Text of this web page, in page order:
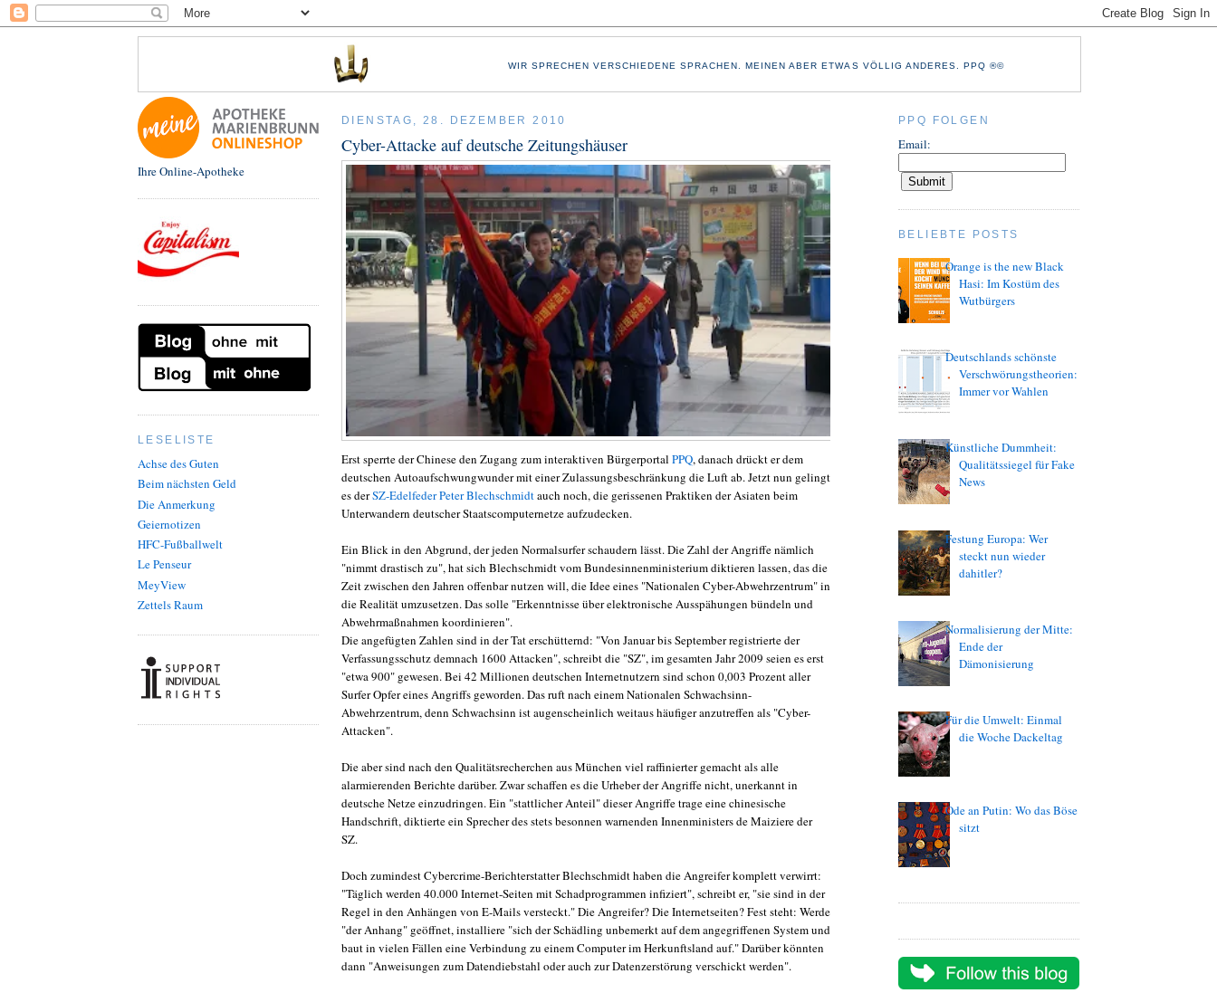
WIR SPRECHEN VERSCHIEDENE SPRACHEN. MEINEN ABER ETWAS VÖLLIG ANDERES. PPQ ®©
Ihre Online-Apotheke
LESELISTE
Achse des Guten
Beim nächsten Geld
Die Anmerkung
Geiernotizen
HFC-Fußballwelt
Le Penseur
MeyView
Zettels Raum
DIENSTAG, 28. DEZEMBER 2010
Cyber-Attacke auf deutsche Zeitungshäuser
Erst sperrte der Chinese den Zugang zum interaktiven Bürgerportal PPQ, danach drückt er dem
deutschen Autoaufschwungwunder mit einer Zulassungsbeschränkung die Luft ab. Jetzt nun gelingt
es derSZ-Edelfeder Peter Blechschmidtauch noch, die gerissenen Praktiken der Asiaten beim
Unterwandern deutscher Staatscomputernetze aufzudecken.
Ein Blick in den Abgrund, der jeden Normalsurfer schaudern lässt. Die Zahl der Angriffe nämlich
"nimmt drastisch zu", hat sich Blechschmidt vom Bundesinnenministerium diktieren lassen, das die
Zeit zwischen den Jahren offenbar nutzen will, die Idee eines "Nationalen Cyber-Abwehrzentrum" in
die Realität umzusetzen. Das solle "Erkenntnisse über elektronische Ausspähungen bündeln und
Abwehrmaßnahmen koordinieren".
Die angefügten Zahlen sind in der Tat erschütternd: "Von Januar bis September registrierte der
Verfassungsschutz demnach 1600 Attacken", schreibt die "SZ", im gesamten Jahr 2009 seien es erst
"etwa 900" gewesen. Bei 42 Millionen deutschen Internetnutzern sind schon 0,003 Prozent aller
Surfer Opfer eines Angriffs geworden. Das ruft nach einem Nationalen Schwachsinn-
Abwehrzentrum, denn Schwachsinn ist augenscheinlich weitaus häufiger anzutreffen als "Cyber-
Attacken".
Die aber sind nach den Qualitätsrecherchen aus München viel raffinierter gemacht als alle
alarmierenden Berichte darüber. Zwar schaffen es die Urheber der Angriffe nicht, unerkannt in
deutsche Netze einzudringen. Ein "stattlicher Anteil" dieser Angriffe trage eine chinesische
Handschrift, diktierte ein Sprecher des stets besonnen warnenden Innenministers de Maiziere der
SZ.
Doch zumindest Cybercrime-Berichterstatter Blechschmidt haben die Angreifer komplett verwirrt:
"Täglich werden 40.000 Internet-Seiten mit Schadprogrammen infiziert", schreibt er, "sie sind in der
Regel in den Anhängen von E-Mails versteckt." Die Angreifer? Die Internetseiten? Fest steht: Werde
"der Anhang" geöffnet, installiere "sich der Schädling unbemerkt auf dem angegriffenen System und
baut in vielen Fällen eine Verbindung zu einem Computer im Herkunftsland auf." Darüber könnten
dann "Anweisungen zum Datendiebstahl oder auch zur Datenzerstörung verschickt werden".
PPQ FOLGEN
Email:
BELIEBTE POSTS
Orange is the new Black
Hasi: Im Kostüm des
Wutbürgers
Deutschlands schönste
Verschwörungstheorien:
Immer vor Wahlen
Künstliche Dummheit:
Qualitätssiegel für Fake
News
Festung Europa: Wer
steckt nun wieder
dahitler?
Normalisierung der Mitte:
Ende der
Dämonisierung
Für die Umwelt: Einmal
die Woche Dackeltag
Ode an Putin: Wo das Böse
sitzt